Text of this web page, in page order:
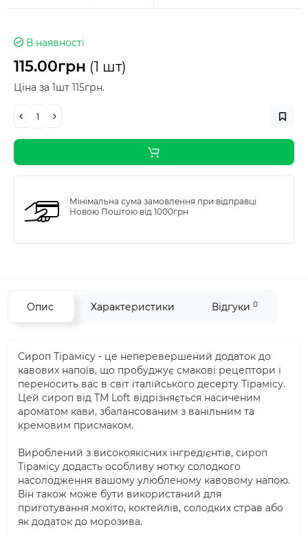
В наявності
115.00грн (1 шт)
Ціна за 1шт 115грн.
Мінімальна сума замовлення при відправці
Новою Поштою від 1000грн
Опис Характеристики Відгуки 0
Сироп Тірамісу - це неперевершений додаток до
кавових напоїв, що пробуджує смакові рецептори і
переносить вас в світ італійського десерту Тірамісу.
Цей сироп від ТМ Loft відрізняється насиченим
ароматом кави, збалансованим з ванільним та
кремовим присмаком.
Вироблений з високоякісних інгредієнтів, сироп
Тірамісу додасть особливу нотку солодкого
насолодження вашому улюбленому кавовому напою.
Він також може бути використаний для
приготування мохіто, коктейлів, солодких страв або
як додаток до морозива.